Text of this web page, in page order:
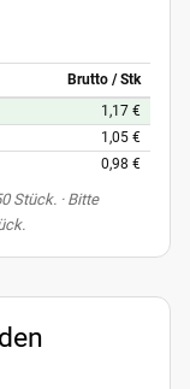
Brutto / Stk
1,17 €
1,05 €
0,98 €
Stück. · Bitte